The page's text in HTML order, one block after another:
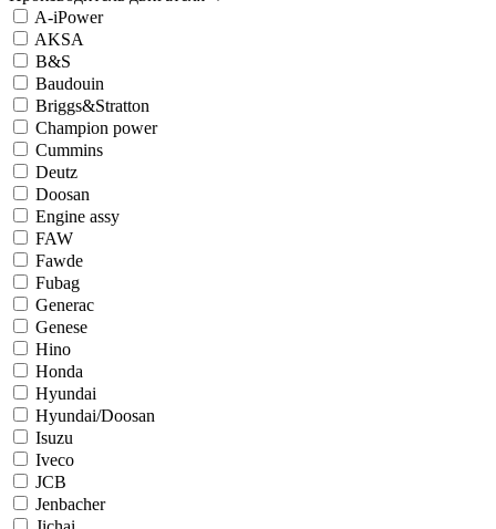
A-iPower
AKSA
B&S
Baudouin
Briggs&Stratton
Champion power
Cummins
Deutz
Doosan
Engine assy
FAW
Fawde
Fubag
Generac
Genese
Hino
Honda
Hyundai
Hyundai/Doosan
Isuzu
Iveco
JCB
Jenbacher